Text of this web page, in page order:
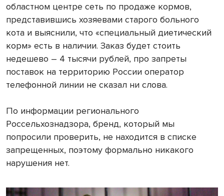
областном центре сеть по продаже кормов,
представившись хозяевами старого больного
кота и выяснили, что «специальный диетический
корм» есть в наличии. Заказ будет стоить
недешево – 4 тысячи рублей, про запреты
поставок на территорию России оператор
телефонной линии не сказал ни слова.
По информации регионального
Россельхознадзора, бренд, который мы
попросили проверить, не находится в списке
запрещенных, поэтому формально никакого
нарушения нет.